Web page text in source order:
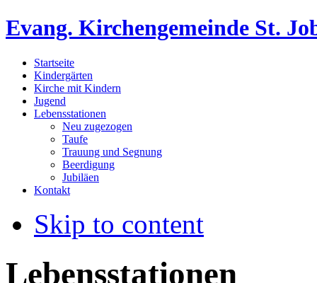
Evang. Kirchengemeinde St.
Startseite
Kindergärten
Kirche mit Kindern
Jugend
Lebensstationen
Neu zugezogen
Taufe
Trauung und Segnung
Beerdigung
Jubiläen
Kontakt
Skip to content
Lebensstationen